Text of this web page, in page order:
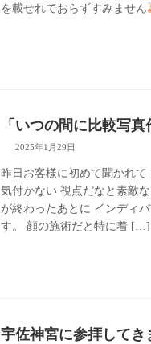
を載せれておらずすみません
「いつの間に比較写
2025年1月29日
昨日お客様に初めて聞かれ
気付かない 視点だなと素敵
が終わったあとに インディ
す。 顔の施術だと特に着 […]
宇佐神宮に参拝してき